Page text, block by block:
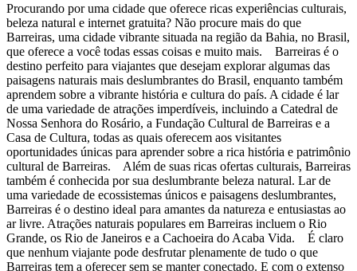
Procurando por uma cidade que oferece ricas experiências culturais,
beleza natural e internet gratuita? Não procure mais do que
Barreiras, uma cidade vibrante situada na região da Bahia, no Brasil,
que oferece a você todas essas coisas e muito mais. Barreiras é o
destino perfeito para viajantes que desejam explorar algumas das
paisagens naturais mais deslumbrantes do Brasil, enquanto também
aprendem sobre a vibrante história e cultura do país. A cidade é lar
de uma variedade de atrações imperdíveis, incluindo a Catedral de
Nossa Senhora do Rosário, a Fundação Cultural de Barreiras e a
Casa de Cultura, todas as quais oferecem aos visitantes
oportunidades únicas para aprender sobre a rica história e patrimônio
cultural de Barreiras. Além de suas ricas ofertas culturais, Barreiras
também é conhecida por sua deslumbrante beleza natural. Lar de
uma variedade de ecossistemas únicos e paisagens deslumbrantes,
Barreiras é o destino ideal para amantes da natureza e entusiastas ao
ar livre. Atrações naturais populares em Barreiras incluem o Rio
Grande, os Rio de Janeiros e a Cachoeira do Acaba Vida. É claro
que nenhum viajante pode desfrutar plenamente de tudo o que
Barreiras tem a oferecer sem se manter conectado. E com o extenso